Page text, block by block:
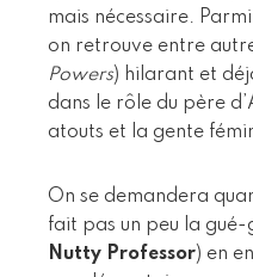
mais nécessaire.
on retrouve entre
Powers) hilarant et
dans le rôle du père
atouts et la gente
On se demandera
fait pas un peu la
Nutty Professor) en